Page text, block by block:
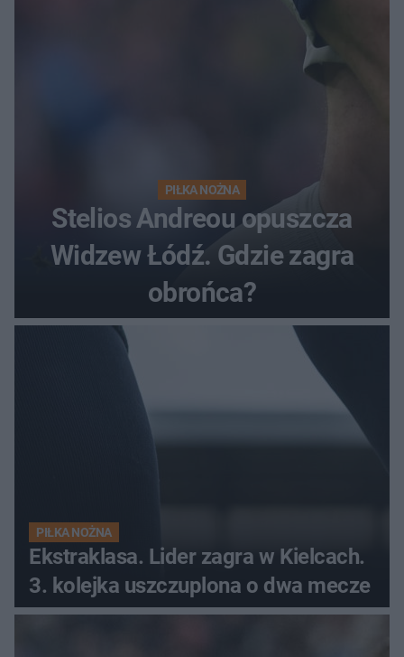
PIŁKA NOŻNA
Stelios Andreou opuszcza
Widzew Łódź. Gdzie zagra
obrońca?
PIŁKA NOŻNA
Ekstraklasa. Lider zagra w Kielcach.
3. kolejka uszczuplona o dwa mecze